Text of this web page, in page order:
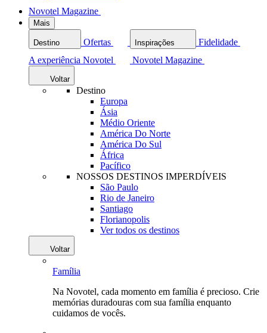
Novotel Magazine
Mais
Destino Ofertas Inspirações
Fidelidade
A experiência Novotel
Novotel Magazine
Voltar
Destino
Europa
Ásia
Médio Oriente
América Do Norte
América Do Sul
África
Pacífico
NOSSOS DESTINOS IMPERDÍVEIS
São Paulo
Rio de Janeiro
Santiago
Florianopolis
Ver todos os destinos
Voltar
Família
Na Novotel, cada momento em família é precioso. Crie
memórias duradouras com sua família enquanto
cuidamos de vocês.